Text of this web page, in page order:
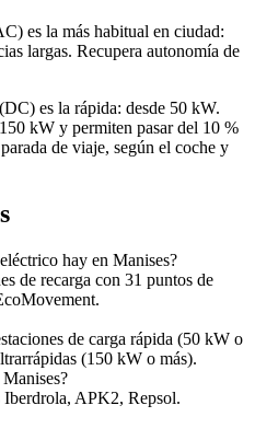
es la más habitual en ciudad:
largas. Recupera autonomía de
(DC) es la rápida: desde 50 kW.
kW y permiten pasar del 10 %
de viaje, según el coche y
hay en Manises?
de recarga con 31 puntos de
de carga rápida (50 kW o
(150 kW o más).
Iberdrola, APK2, Repsol.